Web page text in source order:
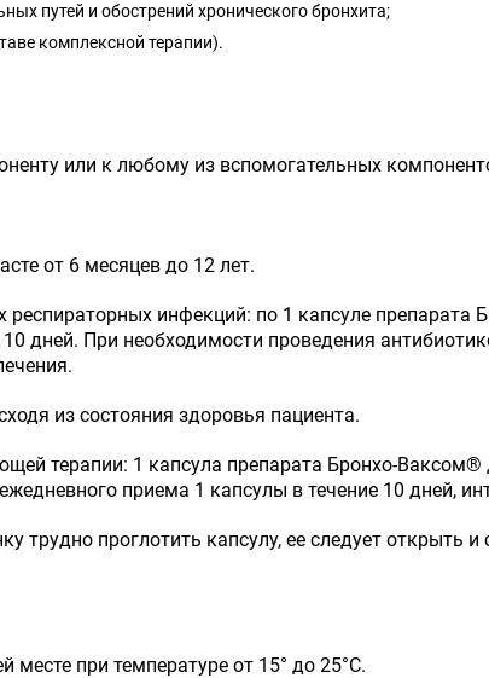
путей и обострений хронического бронхита;
комплексной терапии).
или к любому из вспомогательных
от 6 месяцев до 12 лет.
инфекций: по 1 капсуле препарата
дней. При необходимости проведения
из состояния здоровья пациента.
терапии: 1 капсула препарата Бронхо-Ваксом®
приема 1 капсулы в течение 10 дней,
трудно проглотить капсулу, ее следует
месте при температуре от 15° до 25°C.